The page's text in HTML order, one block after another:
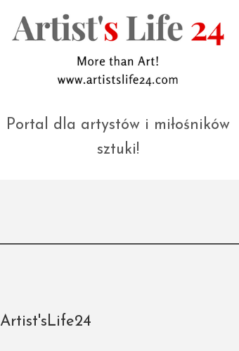
Portal dla artystów i miłośników
sztuki!
Artist'sLife24